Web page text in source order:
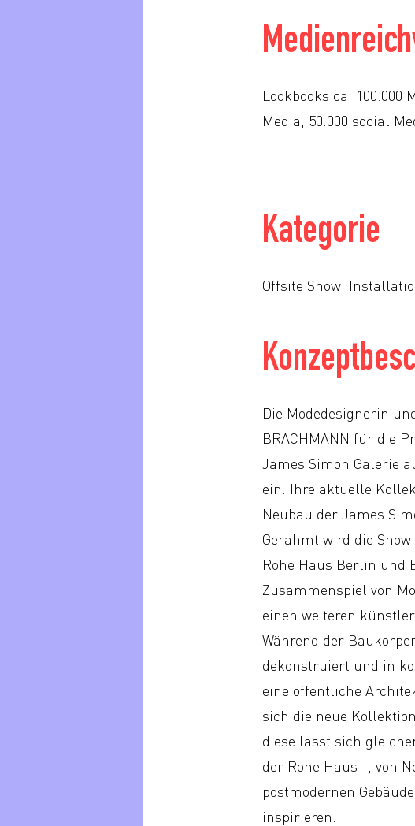
Lookbooks ca. 100.000
Media, 50.000 social
Kategorie
Offsite Show,
Die Modedesignerin
BRACHMANN für die
James Simon Galerie
ein. Ihre aktuelle
Neubau der James
Gerahmt wird die
Rohe Haus Berlin und
Zusammenspiel von
einen weiteren
Während der
dekonstruiert und in
eine öffentliche
sich die neue
diese lässt sich
der Rohe Haus -, von
postmodernen
inspirieren.